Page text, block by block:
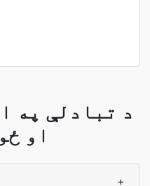
او
+